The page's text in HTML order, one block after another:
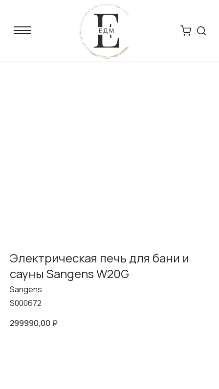
Электрическая печь для бани и
сауны Sangens W20G
Sangens
S000672
299990,00 ₽